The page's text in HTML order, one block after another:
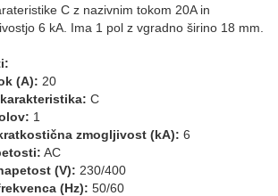
C z nazivnim tokom 20A in
6 kA. Ima 1 pol z vgradno širino 18 mm.
(A): 20
C
1
zmogljivost (kA): 6
AC
(V): 230/400
(Hz): 50/60